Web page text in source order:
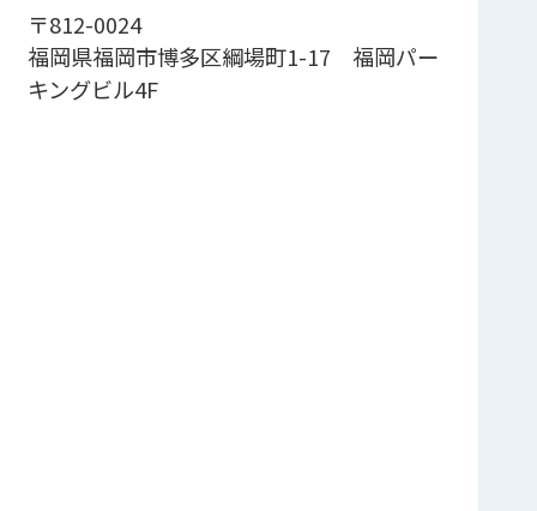
〒812-0024
福岡県福岡市博多区綱場町1-17 福岡パー
キングビル4F